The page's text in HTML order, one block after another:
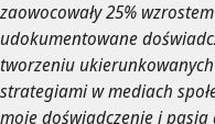
zaowocowały 25%
udokumentowane
tworzeniu
strategiami w mediach
moje doświadczenie i